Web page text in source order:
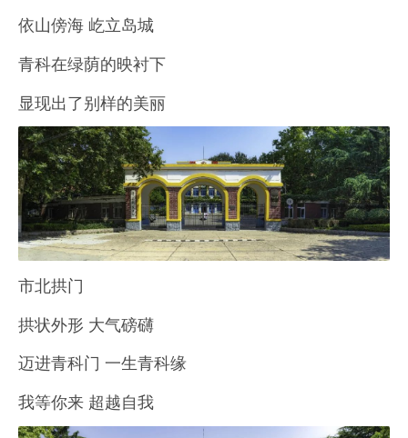
依山傍海 屹立岛城
青科在绿荫的映衬下
显现出了别样的美丽
市北拱门
拱状外形 大气磅礴
迈进青科门 一生青科缘
我等你来 超越自我